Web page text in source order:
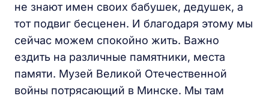
не знают имен своих бабушек, дедушек, а
тот подвиг бесценен. И благодаря этому мы
сейчас можем спокойно жить. Важно
ездить на различные памятники, места
памяти. Музей Великой Отечественной
войны потрясающий в Минске. Мы там